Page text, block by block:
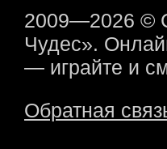
2009—2026 ©
Чудес».
— играйте и
Обратная